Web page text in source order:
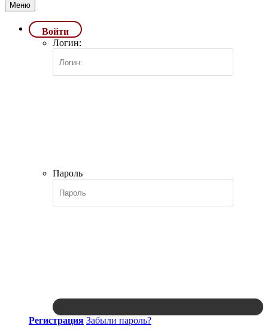
Меню
Войти
Логин:
Пароль
Регистрация Забыли пароль?